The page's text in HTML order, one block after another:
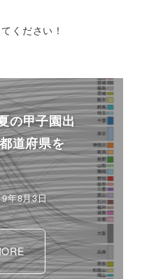
ください！
の甲子園出
道府県を
年8月3日